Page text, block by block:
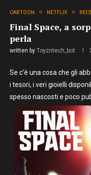
CARTOON NETFLIX
Final Space, a
perla
written by Toyzntech_bot
Se c’è una cosa che gli
i tesori, i veri gioielli
spesso nascosti e poco